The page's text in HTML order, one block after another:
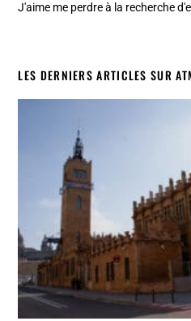
J'aime me perdre à la recherche
LES DERNIERS ARTICLES SUR